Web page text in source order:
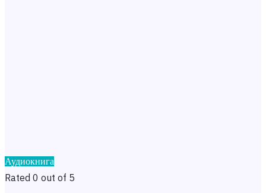
Аудиокнига
Rated 0 out of 5